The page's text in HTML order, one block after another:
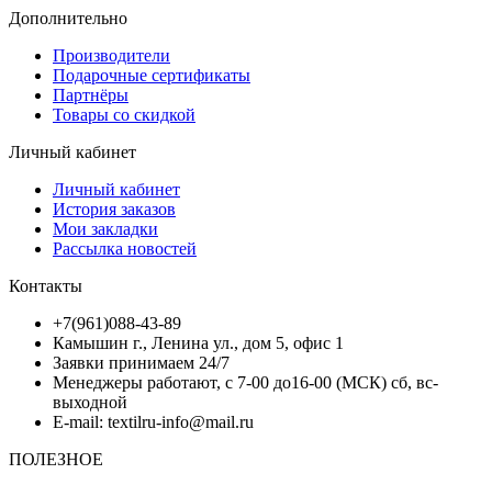
Дополнительно
Производители
Подарочные сертификаты
Партнёры
Товары со скидкой
Личный кабинет
Личный кабинет
История заказов
Мои закладки
Рассылка новостей
Контакты
+7(961)088-43-89
Камышин г., Ленина ул., дом 5, офис 1
Заявки принимаем 24/7
Менеджеры работают, с 7-00 до16-00 (МСК) сб, вс-
выходной
E-mail: textilru-info@mail.ru
ПОЛЕЗНОЕ